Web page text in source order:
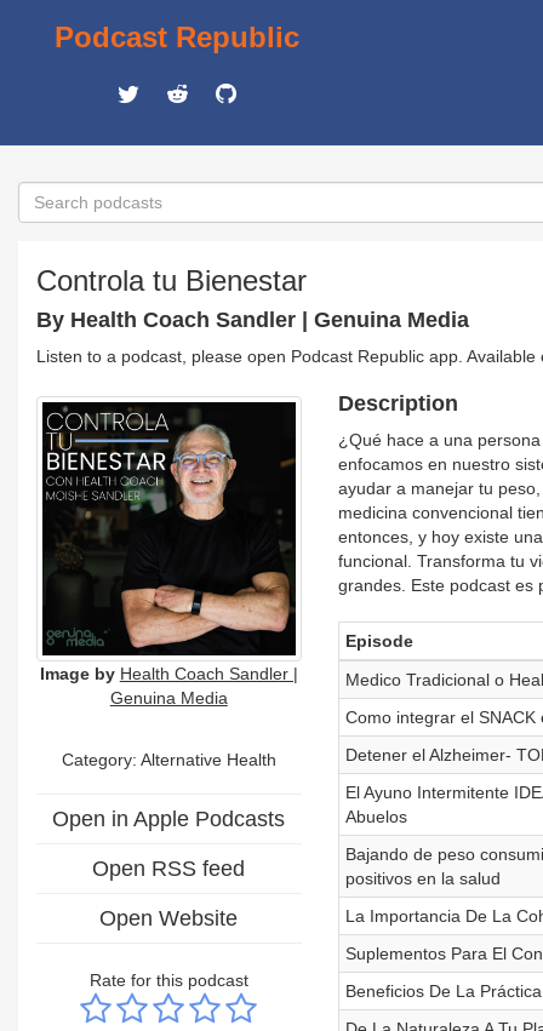
Podcast Republic
Controla tu Bienestar
By Health Coach Sandler | Genuina Media
Listen to a podcast, please open Podcast Republic app.
Image by Health Coach Sandler |
Genuina Media
Category: Alternative Health
Open in Apple Podcasts
Open RSS feed
Open Website
Rate for this podcast
Description
¿Qué hace a una
enfocamos en nuestro
ayudar a manejar tu
medicina convencional
entonces, y hoy existe
funcional. Transforma tu
grandes. Este podcast es
Episode
Medico Tradicional o
Como integrar el
Detener el Alzheimer-
El Ayuno Intermitente
Abuelos
Bajando de peso
positivos en la salud
La Importancia De La
Suplementos Para El
Beneficios De La